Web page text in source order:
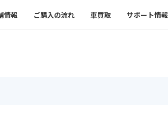
情報 ご購入の流れ 車買取 サポート情報